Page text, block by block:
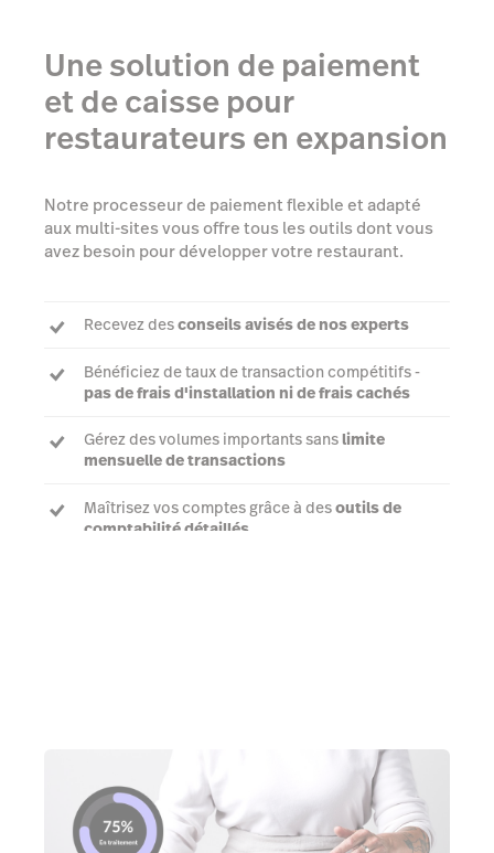
Une solution de paiement
et de caisse pour
restaurateurs en expansion
Notre processeur de paiement flexible et adapté
aux multi-sites vous offre tous les outils dont vous
avez besoin pour développer votre restaurant.
Recevez desconseils avisés de nos experts
Bénéficiez de taux de transaction compétitifs -
pas de frais d'installation ni de frais cachés
Gérez des volumes importants sanslimite
mensuelle de transactions
Maîtrisez vos comptes grâce à desoutils de
comptabilité détaillés